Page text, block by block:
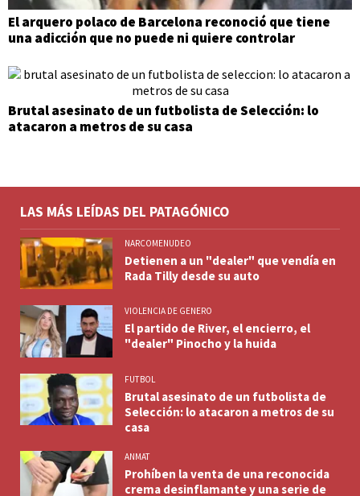
El arquero polaco de Barcelona reconoció que tiene
una adicción que no puede ni quiere controlar
Brutal asesinato de un futbolista de Selección: lo
atacaron a metros de su casa
LAS MÁS LEÍDAS DEL PATAGÓNICO
NARCOMENUDEO
Detienen a un "dealer" que vendía en
Rada Tilly desde su auto
VIOLENCIA DE GENERO
El partido de River, el encierro, el
"dealer" Pinocho y la huida
FUTBOL
Brutal asesinato de un futbolista de
Selección: lo atacaron a metros de su
casa
ANMAT
Prohíben la venta de una reconocida
crema desinflamante y una serie de